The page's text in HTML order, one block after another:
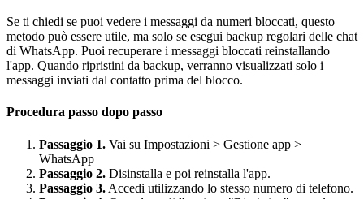
Se ti chiedi se puoi vedere i messaggi da numeri bloccati, questo
metodo può essere utile, ma solo se esegui backup regolari delle chat
di WhatsApp. Puoi recuperare i messaggi bloccati reinstallando
l'app. Quando ripristini da backup, verranno visualizzati solo i
messaggi inviati dal contatto prima del blocco.
Procedura passo dopo passo
Passaggio 1. Vai su Impostazioni > Gestione app >
WhatsApp
Passaggio 2. Disinstalla e poi reinstalla l'app.
Passaggio 3. Accedi utilizzando lo stesso numero di telefono.